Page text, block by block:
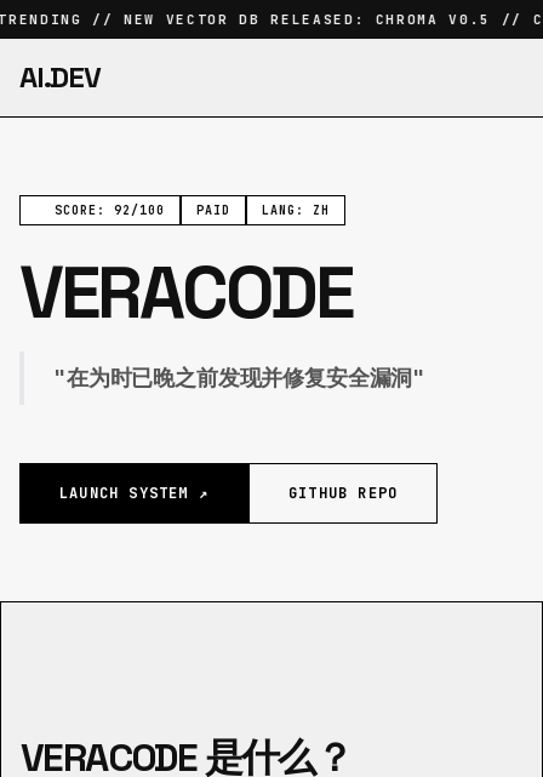
// NEW VECTOR DB RELEASED: CHROMA V0.5
AI.DEV
SCORE: 92/100 PAID LANG: ZH
VERACODE
"在为时已晚之前发现并修复安全漏洞"
LAUNCH SYSTEM ↗ GITHUB REPO
VERACODE 是什么？